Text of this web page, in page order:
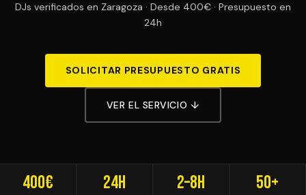
DJs verificados en Zaragoza · Desde 400€ · Presupuesto en
24h
SOLICITAR PRESUPUESTO GRATIS
VER EL SERVICIO ↓
400€ 24h 2–8h 50+